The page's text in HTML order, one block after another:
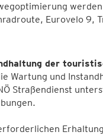
Eurovelo 9,
der
Wartung und
Straßendienst